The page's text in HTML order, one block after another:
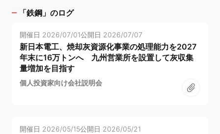
「鉄鋼 」のログ
開催日 2026/07/01公開日 2026/07/07
新日本電工、焼却灰資源化事業の処理能力を2027
年末に16万トンへ 九州営業所を設置して灰収集
量増加を目指す
個人投資家向け会社説明会
開催日 2026/05/15公開日 2026/05/21